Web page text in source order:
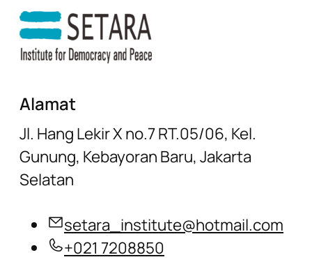
Alamat
Jl. Hang Lekir X no.7 RT.05/06, Kel.
Gunung, Kebayoran Baru, Jakarta
Selatan
setara_institute@hotmail.com
+021 7208850